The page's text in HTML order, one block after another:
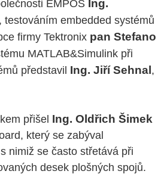
EMPOS Ing.
, testováním embedded systémů
firmy Tektronix pan Stefano
MATLAB&Simulink při
představil Ing. Jiří Sehnal,
přišel Ing. Oldřich Šimek
který se zabýval
nimiž se často střetává při
desek plošných spojů.